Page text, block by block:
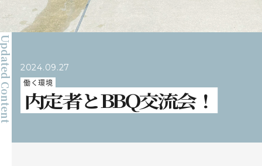
2024.09.27
働く環境
内定者とBBQ交流会！